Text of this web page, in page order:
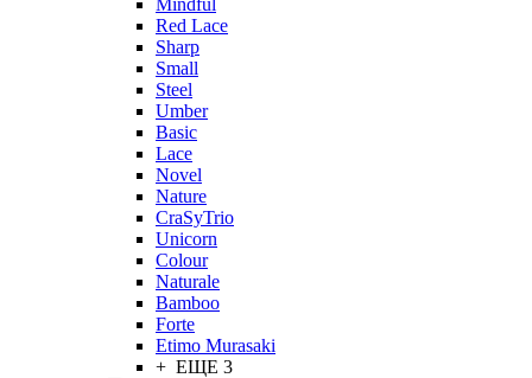
Mindful
Red Lace
Sharp
Small
Steel
Umber
Basic
Lace
Novel
Nature
CraSyTrio
Unicorn
Colour
Naturale
Bamboo
Forte
Etimo Murasaki
+ ЕЩЕ 3